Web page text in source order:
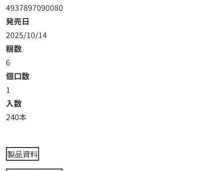
4937897090080
発売日
2025/10/14
梱数
6
個口数
1
入数
240本
製品資料